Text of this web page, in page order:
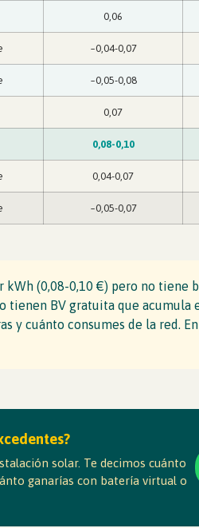
0,06
~0,04-0,07
~0,05-0,08
0,07
0,08-0,10
0,04-0,07
~0,05-0,07
kWh (0,08-0,10 €) pero no
tienen BV gratuita que acumula
y cuánto consumes de la red.
solar. Te decimos cuánto
ganarías con batería virtual o